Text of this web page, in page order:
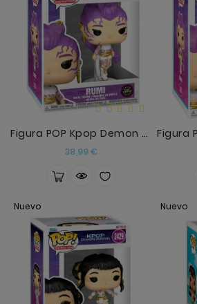
Figura POP Kpop Demon Hunters Rumi Chase
38,99 €
Nuevo Nuevo